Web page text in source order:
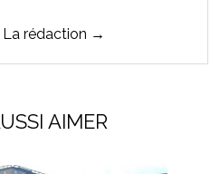
La rédaction →
AIMER